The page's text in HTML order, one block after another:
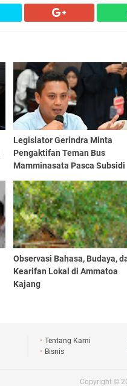
Legislator Gerindra Minta
Pengaktifan Teman Bus
Mamminasata Pasca Subsidi
Observasi Bahasa, Budaya,
Kearifan Lokal di Ammatoa
Kajang
Tentang Kami
Bisnis
Copyright ©